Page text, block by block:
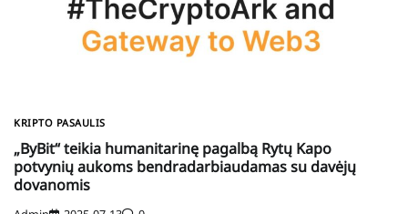
KRIPTO PASAULIS
„ByBit“ teikia humanitarinę pagalbą Rytų Kapo
potvynių aukoms bendradarbiaudamas su davėjų
dovanomis